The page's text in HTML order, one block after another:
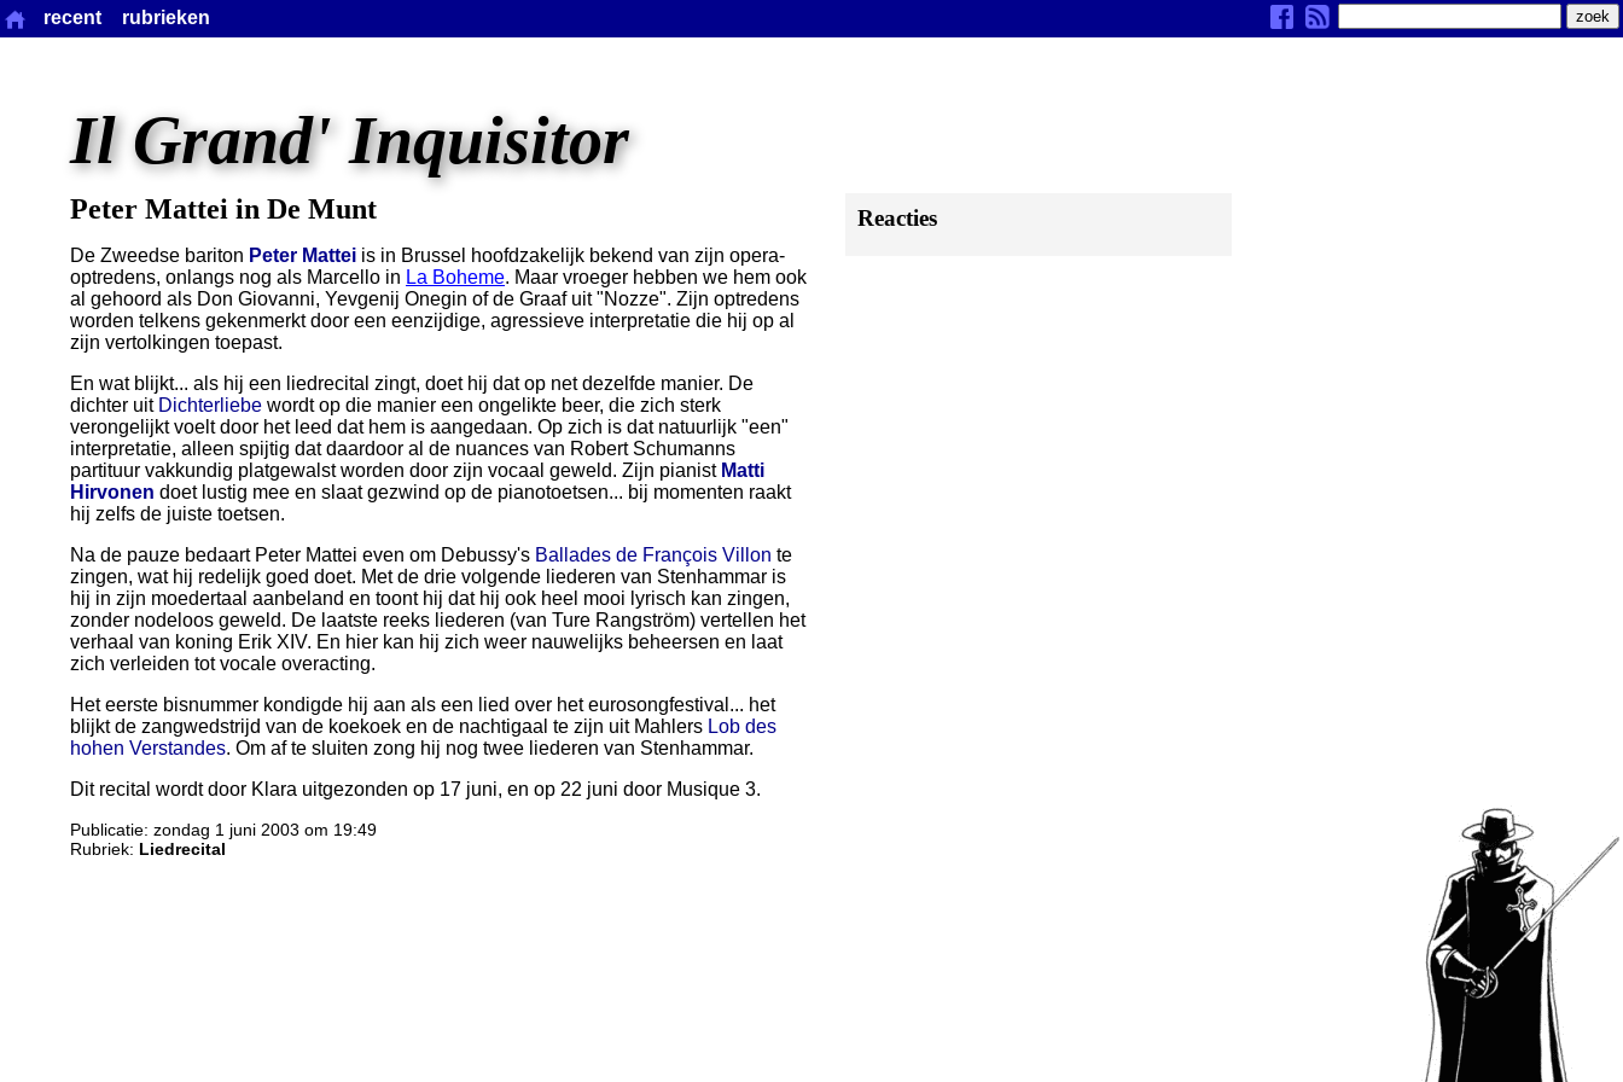
Il Grand' Inquisitor
Peter Mattei in De Munt
De Zweedse bariton Peter Mattei is in Brussel hoofdzakelijk bekend van zijn opera-
optredens, onlangs nog als Marcello in La Boheme. Maar vroeger hebben we hem ook
al gehoord als Don Giovanni, Yevgenij Onegin of de Graaf uit "Nozze". Zijn optredens
worden telkens gekenmerkt door een eenzijdige, agressieve interpretatie die hij op al
zijn vertolkingen toepast.
En wat blijkt... als hij een liedrecital zingt, doet hij dat op net dezelfde manier. De
dichter uit Dichterliebe wordt op die manier een ongelikte beer, die zich sterk
verongelijkt voelt door het leed dat hem is aangedaan. Op zich is dat natuurlijk "een"
interpretatie, alleen spijtig dat daardoor al de nuances van Robert Schumanns
partituur vakkundig platgewalst worden door zijn vocaal geweld. Zijn pianist Matti
Hirvonen doet lustig mee en slaat gezwind op de pianotoetsen... bij momenten raakt
hij zelfs de juiste toetsen.
Na de pauze bedaart Peter Mattei even om Debussy's Ballades de François Villon te
zingen, wat hij redelijk goed doet. Met de drie volgende liederen van Stenhammar is
hij in zijn moedertaal aanbeland en toont hij dat hij ook heel mooi lyrisch kan zingen,
zonder nodeloos geweld. De laatste reeks liederen (van Ture Rangström) vertellen het
verhaal van koning Erik XIV. En hier kan hij zich weer nauwelijks beheersen en laat
zich verleiden tot vocale overacting.
Het eerste bisnummer kondigde hij aan als een lied over het eurosongfestival... het
blijkt de zangwedstrijd van de koekoek en de nachtigaal te zijn uit Mahlers Lob des
hohen Verstandes. Om af te sluiten zong hij nog twee liederen van Stenhammar.
Dit recital wordt door Klara uitgezonden op 17 juni, en op 22 juni door Musique 3.
Publicatie: zondag 1 juni 2003 om 19:49
Rubriek: Liedrecital
Reacties
recent rubrieken